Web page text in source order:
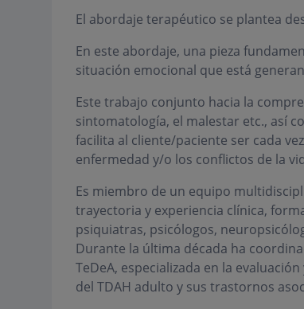
El abordaje terapéutico se plantea
En este abordaje, una pieza
situación emocional que está
Este trabajo conjunto hacia la
sintomatología, el malestar etc., así
facilita al cliente/paciente ser cada
enfermedad y/o los conflictos de la
Es miembro de un equipo
trayectoria y experiencia clínica,
psiquiatras, psicólogos,
Durante la última década ha
TeDeA, especializada en la
del TDAH adulto y sus trastornos